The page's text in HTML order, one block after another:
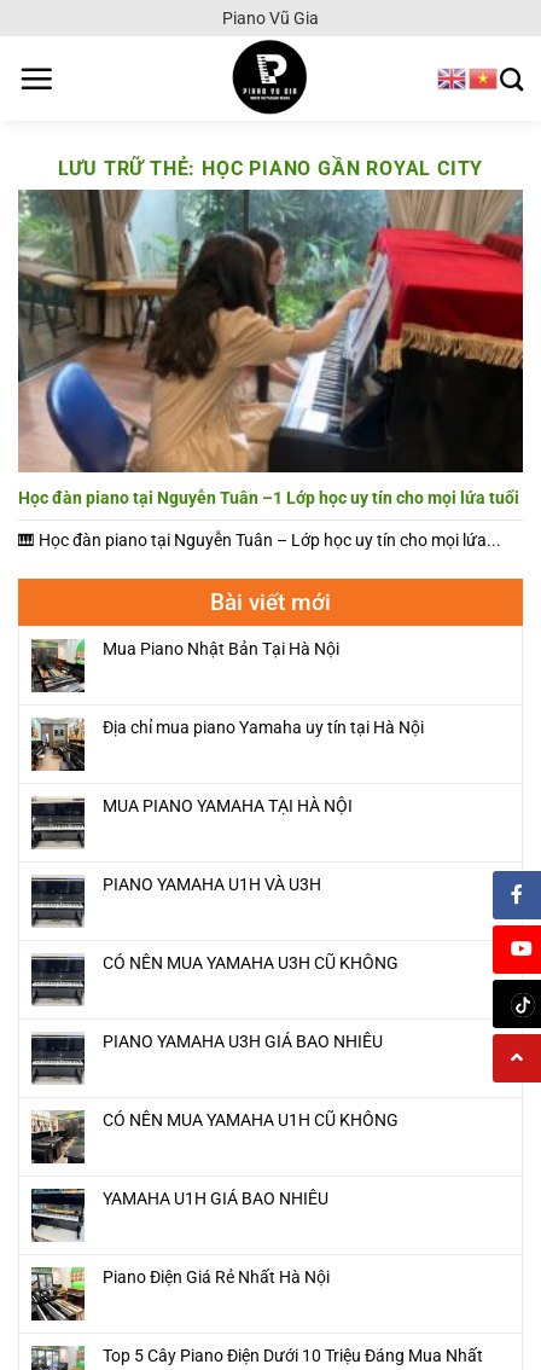
nội
Piano Vũ Gia
LƯU TRỮ THẺ: HỌC PIANO GẦN ROYAL CITY
Học đàn piano tại Nguyễn Tuân –1 Lớp học uy tín cho mọi lứa tuổi
🎹 Học đàn piano tại Nguyễn Tuân – Lớp học uy tín cho mọi lứa...
Bài viết mới
Mua Piano Nhật Bản Tại Hà Nội
Địa chỉ mua piano Yamaha uy tín tại Hà Nội
MUA PIANO YAMAHA TẠI HÀ NỘI
PIANO YAMAHA U1H VÀ U3H
CÓ NÊN MUA YAMAHA U3H CŨ KHÔNG
PIANO YAMAHA U3H GIÁ BAO NHIÊU
CÓ NÊN MUA YAMAHA U1H CŨ KHÔNG
YAMAHA U1H GIÁ BAO NHIÊU
Piano Điện Giá Rẻ Nhất Hà Nội
Top 5 Cây Piano Điện Dưới 10 Triệu Đáng Mua Nhất